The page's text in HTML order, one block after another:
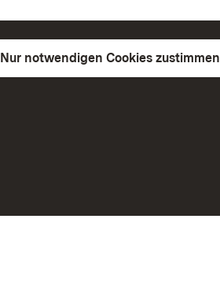
Nur notwendigen Cookies zustimmen